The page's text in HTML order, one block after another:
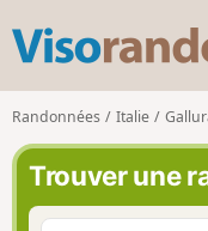
Randonnées Italie
Trouver une